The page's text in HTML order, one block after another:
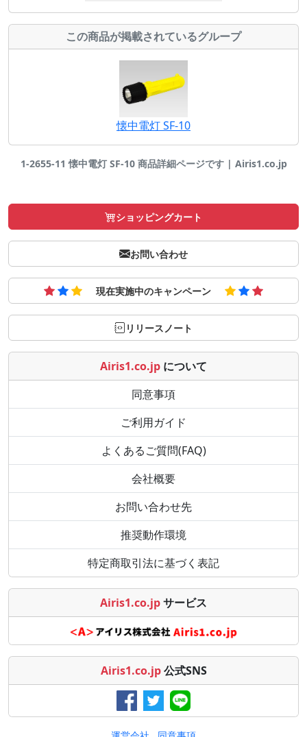
この商品が掲載されているグループ
懐中電灯 SF-10
1-2655-11 懐中電灯 SF-10 商品詳細ページです | Airis1.co.jp
ショッピングカート
お問い合わせ
現在実施中のキャンペーン
リリースノート
Airis1.co.jp について
同意事項
ご利用ガイド
よくあるご質問(FAQ)
会社概要
お問い合わせ先
推奨動作環境
特定商取引法に基づく表記
Airis1.co.jpサービス
Airis1.co.jp 公式SNS